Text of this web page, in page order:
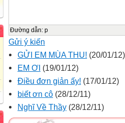
Đường dẫn: p
Gửi ý kiến
GỬI EM MÙA THU! (20/01/12)
EM ƠI (19/01/12)
Điều đơn giản ấy! (17/01/12)
biết ơn cô (28/12/11)
Nghĩ Về Thầy (28/12/11)